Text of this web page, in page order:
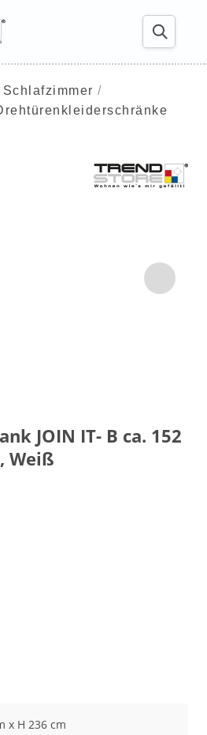
Schlafzimmer
JOIN IT- B ca. 152
Weiß
x H 236 cm